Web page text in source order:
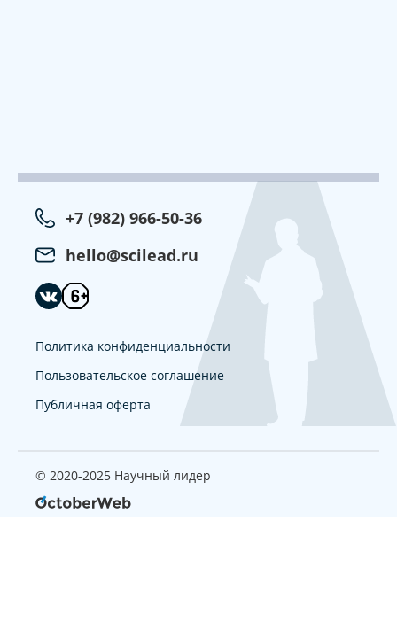
+7 (982) 966-50-36
hello@scilead.ru
Политика конфиденциальности
Пользовательское соглашение
Публичная оферта
© 2020-2025 Научный лидер